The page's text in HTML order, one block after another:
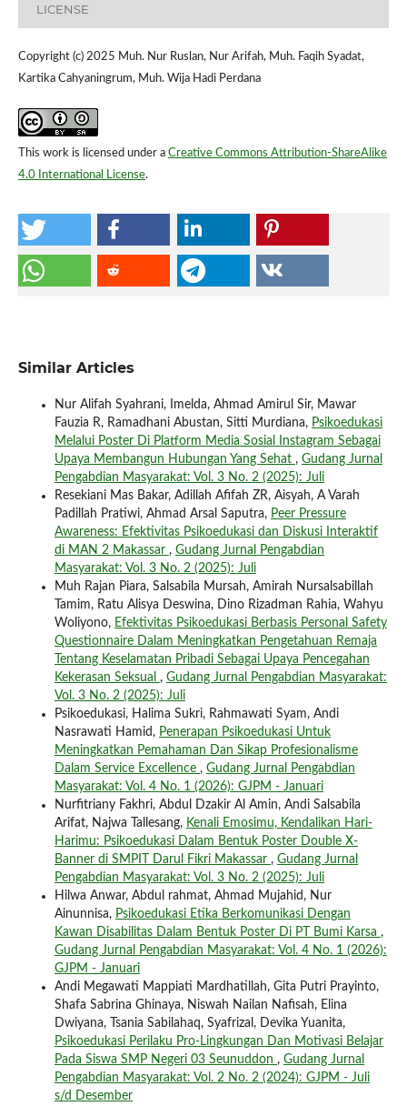
LICENSE
Copyright (c) 2025 Muh. Nur Ruslan, Nur Arifah, Muh. Faqih Syadat,
Kartika Cahyaningrum, Muh. Wija Hadi Perdana
This work is licensed under a Creative Commons Attribution-ShareAlike
4.0 International License.
Similar Articles
Nur Alifah Syahrani, Imelda, Ahmad Amirul Sir, Mawar
Fauzia R, Ramadhani Abustan, Sitti Murdiana, Psikoedukasi
Melalui Poster Di Platform Media Sosial Instagram Sebagai
Upaya Membangun Hubungan Yang Sehat , Gudang Jurnal
Pengabdian Masyarakat: Vol. 3 No. 2 (2025): Juli
Resekiani Mas Bakar, Adillah Afifah ZR, Aisyah, A Varah
Padillah Pratiwi, Ahmad Arsal Saputra, Peer Pressure
Awareness: Efektivitas Psikoedukasi dan Diskusi Interaktif
di MAN 2 Makassar , Gudang Jurnal Pengabdian
Masyarakat: Vol. 3 No. 2 (2025): Juli
Muh Rajan Piara, Salsabila Mursah, Amirah Nursalsabillah
Tamim, Ratu Alisya Deswina, Dino Rizadman Rahia, Wahyu
Woliyono, Efektivitas Psikoedukasi Berbasis Personal Safety
Questionnaire Dalam Meningkatkan Pengetahuan Remaja
Tentang Keselamatan Pribadi Sebagai Upaya Pencegahan
Kekerasan Seksual , Gudang Jurnal Pengabdian Masyarakat:
Vol. 3 No. 2 (2025): Juli
Psikoedukasi, Halima Sukri, Rahmawati Syam, Andi
Nasrawati Hamid, Penerapan Psikoedukasi Untuk
Meningkatkan Pemahaman Dan Sikap Profesionalisme
Dalam Service Excellence , Gudang Jurnal Pengabdian
Masyarakat: Vol. 4 No. 1 (2026): GJPM - Januari
Nurfitriany Fakhri, Abdul Dzakir Al Amin, Andi Salsabila
Arifat, Najwa Tallesang, Kenali Emosimu, Kendalikan Hari-
Harimu: Psikoedukasi Dalam Bentuk Poster Double X-
Banner di SMPIT Darul Fikri Makassar , Gudang Jurnal
Pengabdian Masyarakat: Vol. 3 No. 2 (2025): Juli
Hilwa Anwar, Abdul rahmat, Ahmad Mujahid, Nur
Ainunnisa, Psikoedukasi Etika Berkomunikasi Dengan
Kawan Disabilitas Dalam Bentuk Poster Di PT Bumi Karsa ,
Gudang Jurnal Pengabdian Masyarakat: Vol. 4 No. 1 (2026):
GJPM - Januari
Andi Megawati Mappiati Mardhatillah, Gita Putri Prayinto,
Shafa Sabrina Ghinaya, Niswah Nailan Nafisah, Elina
Dwiyana, Tsania Sabilahaq, Syafrizal, Devika Yuanita,
Psikoedukasi Perilaku Pro-Lingkungan Dan Motivasi Belajar
Pada Siswa SMP Negeri 03 Seunuddon , Gudang Jurnal
Pengabdian Masyarakat: Vol. 2 No. 2 (2024): GJPM - Juli
s/d Desember